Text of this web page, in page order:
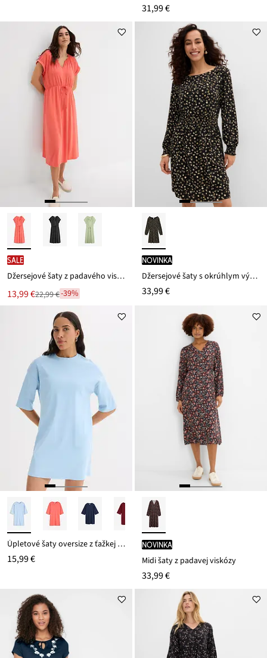
31,99 €
SALE
Džersejové šaty z padavého viskózového mixu
Nová
cena
13,99 €
Zľava 22,99 €-39%
novinka
Džersejové šaty s okrúhlym výstrihom
33,99 €
Úpletové šaty oversize z ťažkej bio bavlny
15,99 €
novinka
Midi šaty z padavej viskózy
33,99 €